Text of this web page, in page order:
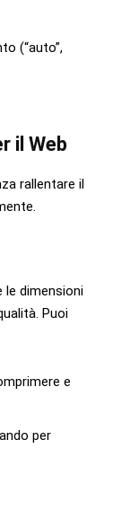
(“auto”,
il Web
rallentare il
le dimensioni
Puoi
e
per